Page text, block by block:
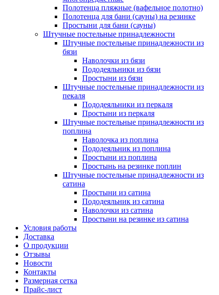
Полотенца пляжные (вафельное полотно)
Полотенца для бани (сауны) на резинке
Простыни для бани (сауны)
Штучные постельные принадлежности
Штучные постельные принадлежности из
бязи
Наволочки из бязи
Пододеяльники из бязи
Простыни из бязи
Штучные постельные принадлежности из
пекаля
Пододеяльники из перкаля
Простыни из перкаля
Штучные постельные принадлежности из
поплина
Наволочка из поплина
Пододеяльник из поплина
Простыни из поплина
Простынь на резинке поплин
Штучные постельные принадлежности из
сатина
Простыни из сатина
Пододеяльник из сатина
Наволочки из сатина
Простыни на резинке из сатина
Условия работы
Доставка
О продукции
Отзывы
Новости
Контакты
Размерная сетка
Прайс-лист